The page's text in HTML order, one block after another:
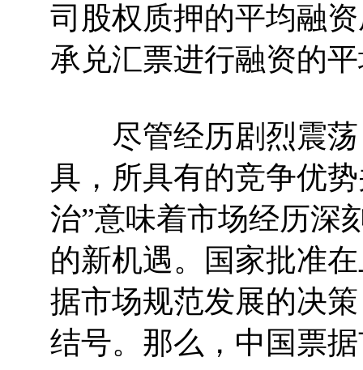
司股权质押的平均融
承兑汇票进行融资的
尽管经历剧烈震荡
具，所具有的竞争优
治”意味着市场经历深
的新机遇。国家批准
据市场规范发展的决
结号。那么，中国票